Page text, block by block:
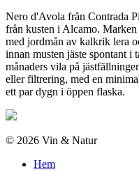
Nero d'Avola från Contrada
från kusten i Alcamo.
med jordmån av kalkrik lera
innan musten jäste spontant i
månaders vila på
eller filtrering, med en
ett par dygn i öppen flaska.
© 2026 Vin & Natur
Hem